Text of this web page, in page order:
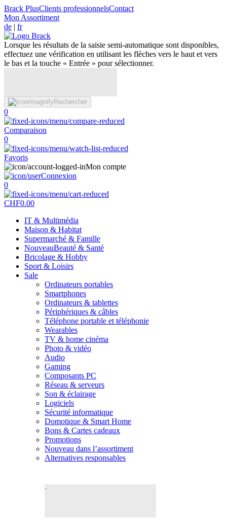
Brack PlusClients professionnelsContact
Mon Assortiment
de | fr
Lorsque les résultats de la saisie semi-automatique sont disponibles,
effectuez une vérification en utilisant les flèches vers le haut et vers
le bas et la touche « Entrée » pour sélectionner.
Rechercher
0
Comparaison
0
Favoris
Mon compte
Connexion
0
CHF0.00
IT & Multimédia
Maison & Habitat
Supermarché & Famille
NouveauBeauté & Santé
Bricolage & Hobby
Sport & Loisirs
Sale
Ordinateurs portables
Smartphones
Ordinateurs & tablettes
Périphériques & câbles
Téléphone portable et téléphonie
Wearables
TV & home cinéma
Photo & vidéo
Audio
Gaming
Composants PC
Réseau & serveurs
Son & éclairage
Logiciels
Sécurité informatique
Domotique & Smart Home
Bons & Cartes cadeaux
Promotions
Nouveau dans l’assortiment
Alternatives responsables